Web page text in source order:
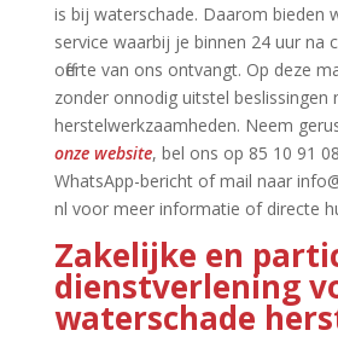
is bij waterschade.​ Daarom bieden
service waarbij je binnen 24 uur na
offerte van ons ontvangt.​ Op deze
zonder onnodig uitstel beslissingen
herstelwerkzaamheden.​ Neem
onze website, bel ons op 85 10 91
WhatsApp-bericht of mail naar
nl voor meer informatie of directe
Zakelijke en
dienstverlening
waterschade